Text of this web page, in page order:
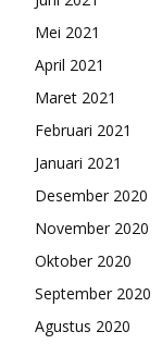
Mei 2021
April 2021
Maret 2021
Februari 2021
Januari 2021
Desember 2020
November 2020
Oktober 2020
September 2020
Agustus 2020